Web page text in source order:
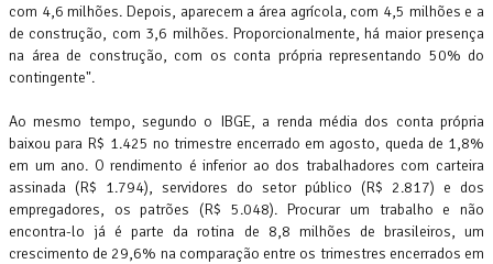
com 4,6 milhões. Depois, aparecem a área agrícola, com 4,5 milhões e a
de construção, com 3,6 milhões. Proporcionalmente, há maior presença
na área de construção, com os conta própria representando 50% do
contingente".
Ao mesmo tempo, segundo o IBGE, a renda média dos conta própria
baixou para R$ 1.425 no trimestre encerrado em agosto, queda de 1,8%
em um ano. O rendimento é inferior ao dos trabalhadores com carteira
assinada (R$ 1.794), servidores do setor público (R$ 2.817) e dos
empregadores, os patrões (R$ 5.048). Procurar um trabalho e não
encontra-lo já é parte da rotina de 8,8 milhões de brasileiros, um
crescimento de 29,6% na comparação entre os trimestres encerrados em